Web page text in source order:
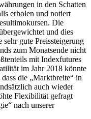
in den Schatten
erholen und notiert
Die
und dies
gute Preissteigerung
zum Monatsende nicht
mit Indexfutures
im Jahr 2018 könnte
die „Marktbreite“ in
auch wieder
Flexibilität gefragt
nach unserer